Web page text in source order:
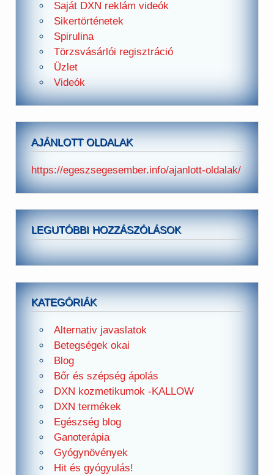
Saját DXN reklám videók
Sikertörténetek
Spirulina
Törzsvásárlói regisztráció
Üzlet
Videók
AJÁNLOTT OLDALAK
https://egeszsegesember.info/ajanlott-oldalak/
LEGUTÓBBI HOZZÁSZÓLÁSOK
KATEGÓRIÁK
Alternativ javaslatok
Betegségek okai
Blog
Bőr és szépség ápolás
DXN kozmetikumok -KALLOW
DXN termékek
Egészség blog
Ganoterápia
Gyógynövények
Hit és gyógyulás!